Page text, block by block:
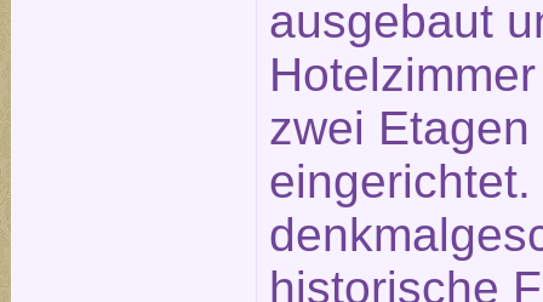
ausgebaut
zwei Etagen
eingerichtet.
historische